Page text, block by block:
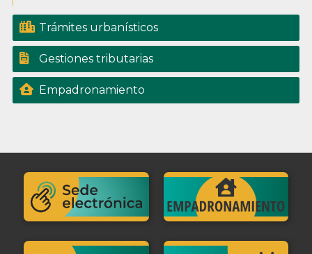
Trámites urbanísticos
Gestiones tributarias
Empadronamiento